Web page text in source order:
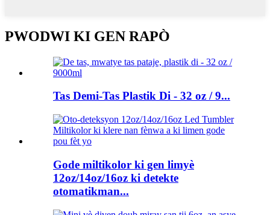
PWODWI KI GEN RAPÒ
Tas Demi-Tas Plastik Di - 32 oz / 9...
Gode ​​miltikolor ki gen limyè
12oz/14oz/16oz ki detekte
otomatikman...